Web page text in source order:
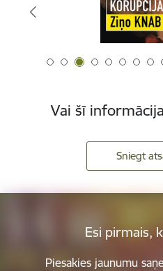
Vai šī
Sniegt
Esi pirmais,
Piesakies jaunumu